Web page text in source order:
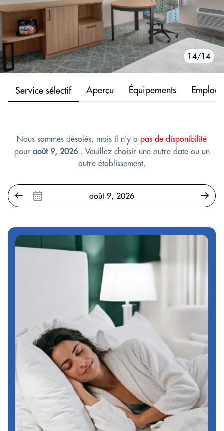
1/14
2/14
3/14
4/14
5/14
6/14
7/14
8/14
9/14
10/14
11/14
12/14
13/14
14/14
Service sélectif Aperçu Équipements
Nous sommes désolés, mais il n'y a pas de disponibilité
pour août 9, 2026. Veuillez choisir une autre date ou un
autre établissement.